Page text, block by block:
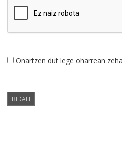
Onartzen dut lege oharrean
BIDALI